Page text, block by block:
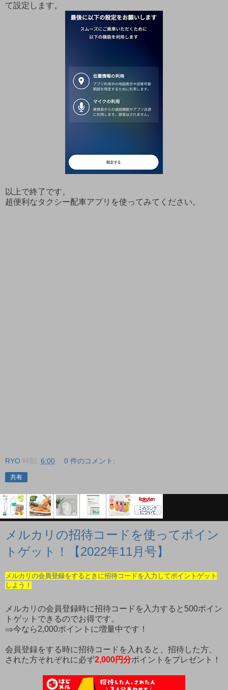
て設定します。
以上で終了です。
超便利なタクシー配車アプリを使ってみてください。
RYO 時刻: 6:00 0 件のコメント:
共有
メルカリの招待コードを使ってポイン
トゲット！【2022年11月号】
メルカリの会員登録をするときに招待コードを入力してポイントゲット
しよう！
メルカリの会員登録時に招待コードを入力すると500ポイン
トゲットできるのでお得です。
⇒今なら2,000ポイントに増量中です！
会員登録をする時に招待コードを入れると、招待した方、
された方それぞれに必ず2,000円分ポイントをプレゼント！